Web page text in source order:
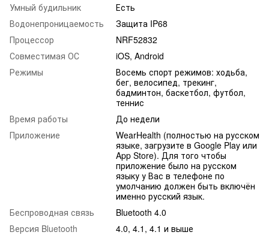
Умный будильник
Есть
Водонепроницаемость
Защита IP68
Процессор
NRF52832
Совместимая ОС
iOS, Android
Режимы
Восемь спорт режимов: ходьба,
бег, велосипед, трекинг,
бадминтон, баскетбол, футбол,
теннис
Время работы
До недели
Приложение
WearHealth (полностью на русском
языке, загрузите в Google Play или
App Store). Для того чтобы
приложение было на русском
языку у Вас в телефоне по
умолчанию должен быть включён
именно русский язык.
Беспроводная связь
Bluetooth 4.0
Версия Bluetooth
4.0, 4.1, 4.1 и выше